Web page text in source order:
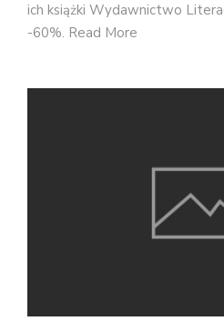
ich książki Wydawnictwo
-60%. Read More